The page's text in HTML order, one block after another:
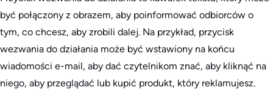
być połączony z obrazem, aby poinformować odbiorców o
tym, co chcesz, aby zrobili dalej. Na przykład, przycisk
wezwania do działania może być wstawiony na końcu
wiadomości e-mail, aby dać czytelnikom znać, aby kliknąć na
niego, aby przeglądać lub kupić produkt, który reklamujesz.